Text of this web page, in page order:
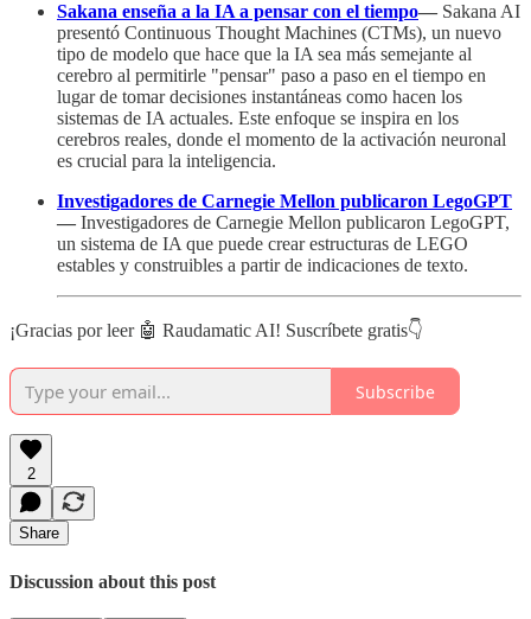
Sakana enseña a la IA a pensar con el tiempo— Sakana AI
presentó Continuous Thought Machines (CTMs), un nuevo
tipo de modelo que hace que la IA sea más semejante al
cerebro al permitirle "pensar" paso a paso en el tiempo en
lugar de tomar decisiones instantáneas como hacen los
sistemas de IA actuales. Este enfoque se inspira en los
cerebros reales, donde el momento de la activación neuronal
es crucial para la inteligencia.
Investigadores de Carnegie Mellon publicaron LegoGPT
— Investigadores de Carnegie Mellon publicaron LegoGPT,
un sistema de IA que puede crear estructuras de LEGO
estables y construibles a partir de indicaciones de texto.
¡Gracias por leer 🤖 Raudamatic AI! Suscríbete gratis👇
Subscribe
2
Share
Discussion about this post